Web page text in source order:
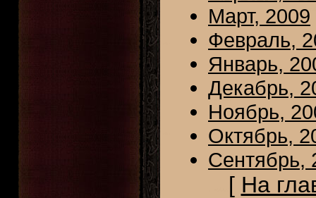
Март, 2009
Февраль,
Январь,
Декабрь,
Ноябрь,
Октябрь,
Сентябрь,
[ На